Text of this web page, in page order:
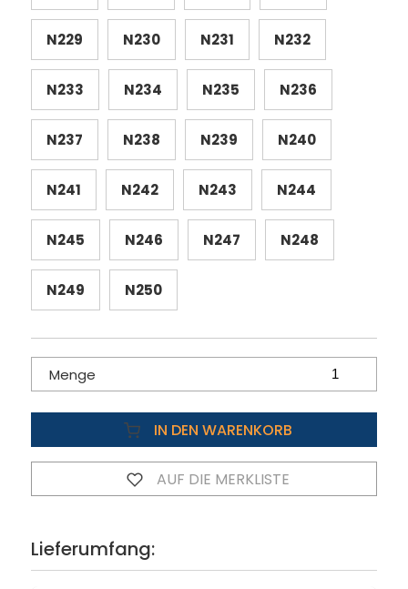
N229 N230 N231 N232
N233 N234 N235 N236
N237 N238 N239 N240
N241 N242 N243 N244
N245 N246 N247 N248
N249 N250
Menge
IN DEN WARENKORB
AUF DIE MERKLISTE
Lieferumfang: